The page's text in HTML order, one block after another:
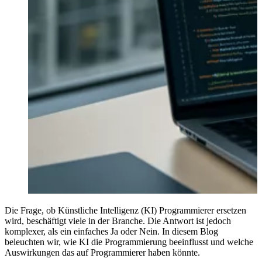
Die Frage, ob Künstliche Intelligenz (KI) Programmierer ersetzen
wird, beschäftigt viele in der Branche. Die Antwort ist jedoch
komplexer, als ein einfaches Ja oder Nein. In diesem Blog
beleuchten wir, wie KI die Programmierung beeinflusst und welche
Auswirkungen das auf Programmierer haben könnte.